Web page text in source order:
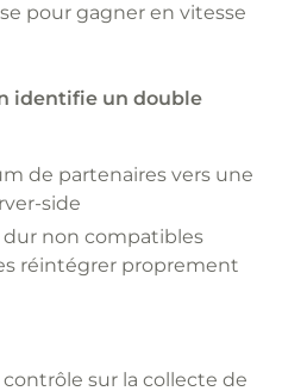
pour gagner en vitesse
identifie un double
de partenaires vers une
side
non compatibles
réintégrer proprement
sur la collecte de